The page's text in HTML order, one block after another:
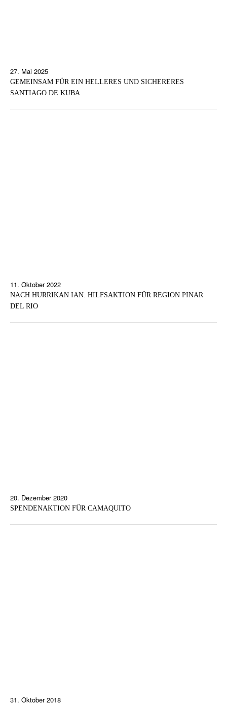
27. Mai 2025
GEMEINSAM FÜR EIN HELLERES UND SICHERERES
SANTIAGO DE KUBA
11. Oktober 2022
NACH HURRIKAN IAN: HILFSAKTION FÜR REGION PINAR
DEL RIO
20. Dezember 2020
SPENDENAKTION FÜR CAMAQUITO
31. Oktober 2018